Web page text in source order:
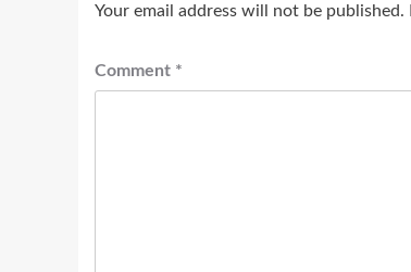
Your email address will not be published.
Comment *